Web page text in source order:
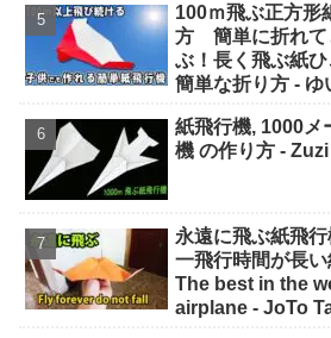
100ｍ飛ぶ正方形
方 簡単に折れて
ぶ！長く飛ぶ紙
簡単な折り方 -
紙飛行機, 1000メ
機 の作り方 -
永遠に飛ぶ紙飛
一飛行時間が長
The best in the
airplane - JoTo